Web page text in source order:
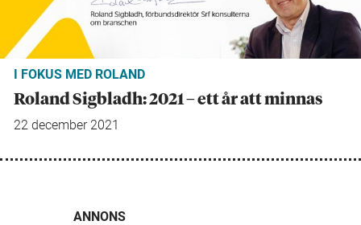
I FOKUS MED ROLAND
Roland Sigbladh: 2021 – ett år att minnas
22 december 2021
ANNONS